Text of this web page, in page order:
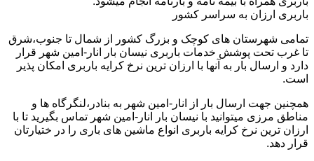
باربری ارزان به سراسر کشور
تمامی شهرستان های کوچک و بزرگ کشور از شمال تا جنوب،شرق
تا غرب تحت پوشش خدمات باربری نیسان بار انار-امین شهر قرار
دارد و ارسال بار به آنها با ارزان ترین نرخ کرایه باربری امکان پذیر
است.
همچنین جهت ارسال بار از انار-امین شهر به بنادر،لنگرگاه ها و
مناطق مرزی میتوانید با نیسان بار انار-امین شهر تماس بگیرید تا با
ارزان ترین نرخ کرایه باربری انواع ماشین های باری را در ختیارتان
قرار دهد.